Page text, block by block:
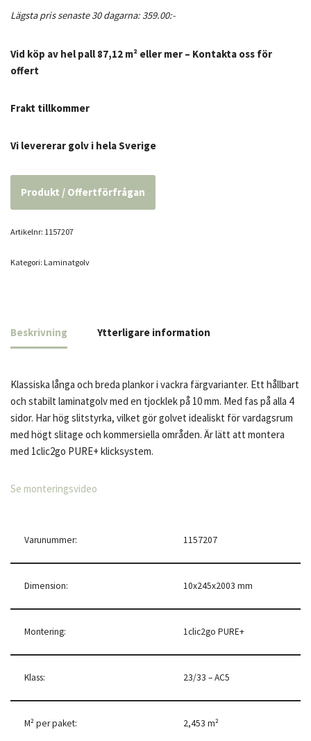
Lägsta pris senaste 30 dagarna: 359.00:-
Vid köp av hel pall 87,12 m² eller mer – Kontakta oss för
offert
Frakt tillkommer
Vi levererar golv i hela Sverige
Produkt / Offertförfrågan
Artikelnr: 1157207
Kategori: Laminatgolv
Beskrivning Ytterligare information
Klassiska långa och breda plankor i vackra färgvarianter. Ett hållbart
och stabilt laminatgolv med en tjocklek på 10 mm. Med fas på alla 4
sidor. Har hög slitstyrka, vilket gör golvet idealiskt för vardagsrum
med högt slitage och kommersiella områden. Är lätt att montera
med 1clic2go PURE+ klicksystem.
Se monteringsvideo
Varunummer: 1157207
Dimension: 10x245x2003 mm
Montering: 1clic2go PURE+
Klass: 23/33 – AC5
M² per paket: 2,453 m²